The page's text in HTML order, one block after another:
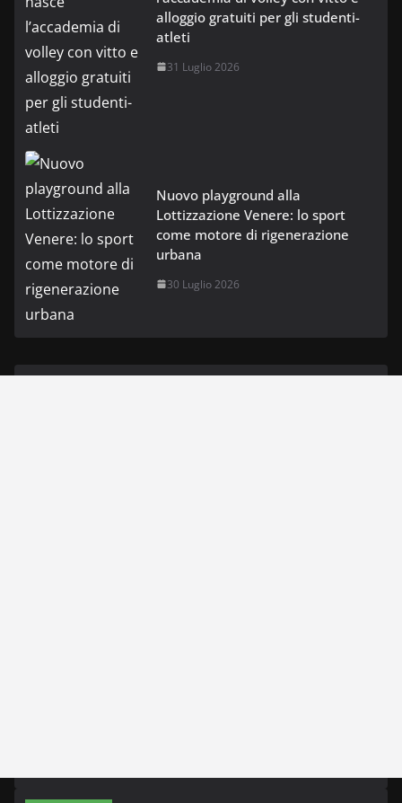
alloggio gratuiti per gli studenti-
atleti
31 Luglio 2026
Nuovo playground alla
Lottizzazione Venere: lo sport
come motore di rigenerazione
urbana
30 Luglio 2026